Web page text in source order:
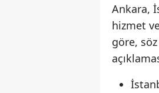
Ankara,
hizmet
göre,